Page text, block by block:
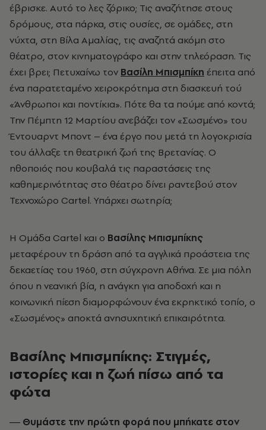
έβρισκε. Αυτό το λες ζόρικο; Τις αναζήτησε στους
δρόμους, στα πάρκα, στις ουσίες, σε ομάδες, στη
νύχτα, στη Βίλα Αμαλίας, τις αναζητά ακόμη στο
θέατρο, στον κινηματογράφο και στην τηλεόραση. Τις
έχει βρει; Πετυχαίνω τον Βασίλη Μπισμπίκη έπειτα από
ένα παρατεταμένο χειροκρότημα στη διασκευή τού
«Άνθρωποι και ποντίκια». Πότε θα τα πούμε από κοντά;
Την Πέμπτη 12 Μαρτίου ανεβάζει τον «Σωσμένο» του
Έντουαρντ Μποντ – ένα έργο που μετά τη λογοκρισία
του άλλαξε τη θεατρική ζωή της Βρετανίας. Ο
ηθοποιός που κουβαλά τις παραστάσεις της
καθημερινότητας στο θέατρο δίνει ραντεβού στον
Τεχνοχώρο Cartel. Υπάρχει σωτηρία;
Η Ομάδα Cartel και ο Βασίλης Μπισμπίκης
μεταφέρουν τη δράση από τα αγγλικά προάστεια της
δεκαετίας του 1960, στη σύγχρονη Αθήνα. Σε μια πόλη
όπου η νεανική βία, η ανάγκη για αποδοχή και η
κοινωνική πίεση διαμορφώνουν ένα εκρηκτικό τοπίο, ο
«Σωσμένος» αποκτά ανησυχητική επικαιρότητα.
Βασίλης Μπισμπίκης: Στιγμές,
ιστορίες και η ζωή πίσω από τα
φώτα
― Θυµάστε την πρώτη φορά που µπήκατε στον